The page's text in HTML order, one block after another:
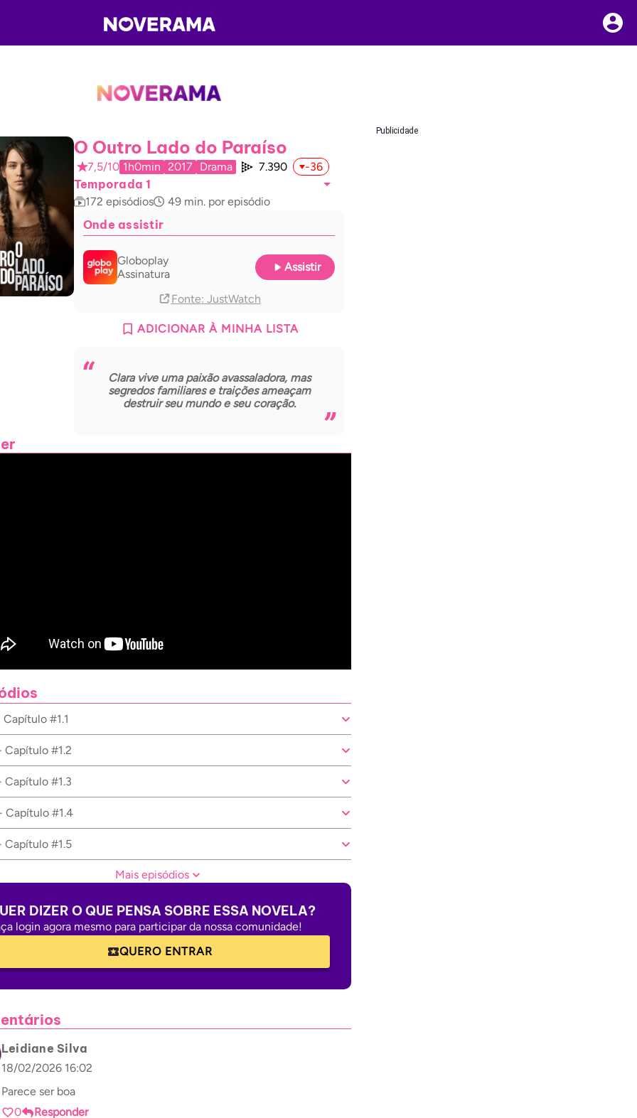
Publicidade
O Outro Lado do Paraíso
7,5/10 1h0min 2017 Drama 7.390 -36
Temporada 1
172 episódios 49 min. por episódio
Onde assistir
Globoplay
Assinatura
Assistir
Fonte: JustWatch
ADICIONAR À MINHA LISTA
Clara vive uma paixão avassaladora, mas
segredos familiares e traições ameaçam
destruir seu mundo e seu coração.
Capítulo #1.1
Capítulo #1.2
Capítulo #1.3
Capítulo #1.4
Capítulo #1.5
Mais episódios
DIZER O QUE PENSA SOBRE ESSA NOVELA?
login agora mesmo para participar da nossa comunidade!
QUERO ENTRAR
Leidiane Silva
18/02/2026 16:02
Parece ser boa
0
Responder